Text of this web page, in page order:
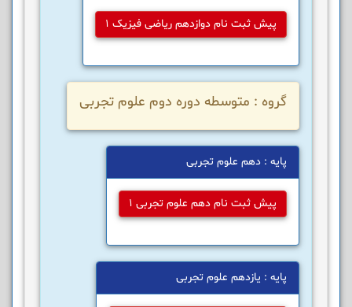
پیش ثبت نام دوازدهم ریاضی فیزیک 1
گروه : متوسطه دوره دوم علوم تجربی
پایه : دهم علوم تجربی
پیش ثبت نام دهم علوم تجربی 1
پایه : یازدهم علوم تجربی